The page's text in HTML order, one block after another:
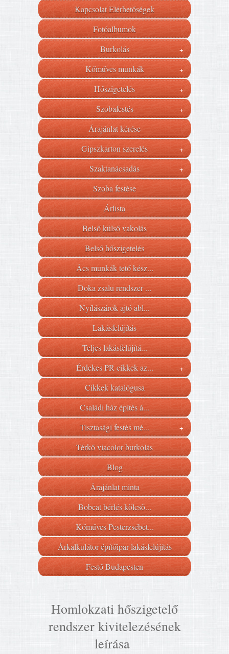
Kapcsolat Elérhetőségek
Fotóalbumok
Burkolás
+
Kőműves munkák +
Hőszigetelés +
Szobafestés +
Árajánlat kérése
Gipszkarton szerelés
+
Szaktanácsadás +
Szoba festése
Árlista
Belső külső vakolás
Belső hőszigetelés
Ács munkák tető kész...
Doka zsalu rendszer ...
Nyílászárok ajtó abl...
Lakásfelújítás
Teljes lakásfelújítá...
Érdekes PR cikkek az...
+
Cikkek katalógusa
Családi ház építés á...
Tisztasági festés mé...
+
Térkő viacolor burkolás
Blog
Árajánlat minta
Bobcat bérlés kölcsö...
Kőműves Pesterzsébet...
Árkalkulátor építőipar lakásfelújítás
Festő Budapesten
Homlokzati hőszigetelő
rendszer kivitelezésének
leírása